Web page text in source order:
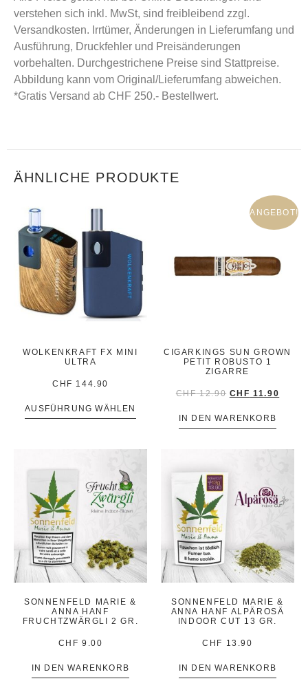
verstehen sich inkl. MwSt, sind freibleibend zzgl.
Versandkosten. Irrtümer, Änderungen in Lieferumfang und
Ausführung, Druckfehler und Preisänderungen
vorbehalten. Durchgestrichene Preise sind Stattpreise.
Abbildung kann vom Original/Lieferumfang abweichen.
*Gratis Versand ab CHF 250.- Bestellwert.
ÄHNLICHE PRODUKTE
WOLKENKRAFT FX MINI
ULTRA
CHF 144.90
AUSFÜHRUNG WÄHLEN
ANGEBOT!
CIGARKINGS SUN GROWN
PETIT ROBUSTO 1
ZIGARRE
CHF12.90 CHF 11.90
IN DEN WARENKORB
SONNENFELD MARIE &
ANNA HANF
FRUCHTZWÄRGLI 2 GR.
CHF 9.00
IN DEN WARENKORB
SONNENFELD MARIE &
ANNA HANF ALPÄROSÄ
INDOOR CUT 13 GR.
CHF 13.90
IN DEN WARENKORB